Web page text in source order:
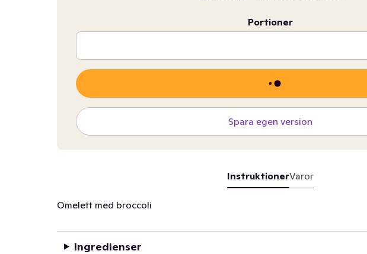
Portioner
Spara egen version
InstruktionerVaror
Omelett med broccoli
Ingredienser